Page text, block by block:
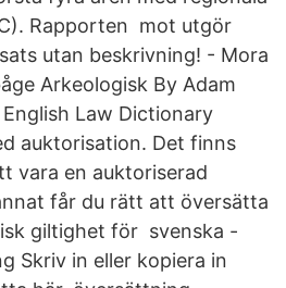
Rapporten mot utgör
utan beskrivning! - Mora
Arkeologisk By Adam
Law Dictionary
auktorisation. Det finns
vara en auktoriserad
får du rätt att översätta
giltighet för svenska -
Skriv in eller kopiera in